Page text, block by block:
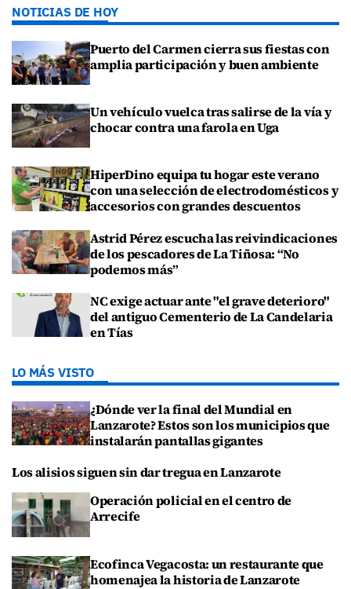
NOTICIAS DE HOY
Puerto del Carmen cierra sus fiestas con
amplia participación y buen ambiente
Un vehículo vuelca tras salirse de la vía y
chocar contra una farola en Uga
HiperDino equipa tu hogar este verano
con una selección de electrodomésticos y
accesorios con grandes descuentos
Astrid Pérez escucha las reivindicaciones
de los pescadores de La Tiñosa: “No
podemos más”
NC exige actuar ante "el grave deterioro"
del antiguo Cementerio de La Candelaria
en Tías
LO MÁS VISTO
¿Dónde ver la final del Mundial en
Lanzarote? Estos son los municipios que
instalarán pantallas gigantes
Los alisios siguen sin dar tregua en Lanzarote
Operación policial en el centro de
Arrecife
Ecofinca Vegacosta: un restaurante que
homenajea la historia de Lanzarote